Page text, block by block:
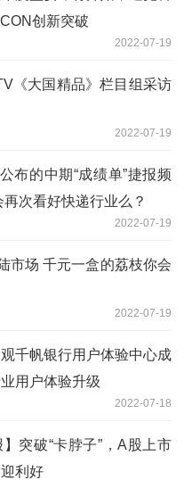
创新突破
2022-07-19
《大国精品》栏目组采访
2022-07-19
布的中期“成绩单”捷报频
次看好快递行业么？
2022-07-19
市场 千元一盒的荔枝你会
2022-07-19
千帆银行用户体验中心成
用户体验升级
2022-07-18
】突破“卡脖子”，A股上市
利好